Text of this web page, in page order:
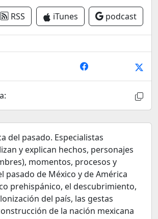
RSS iTunes podcast
del pasado. Especialistas
y explican hechos, personajes
momentos, procesos y
pasado de México y de América
prehispánico, el descubrimiento,
del país, las gestas
de la nación mexicana